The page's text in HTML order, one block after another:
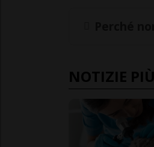
NOTIZIE